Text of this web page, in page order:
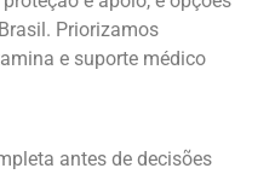
Priorizamos
e suporte médico
antes de decisões